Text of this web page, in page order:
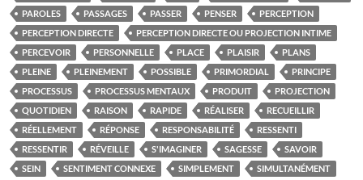
PAROLES
PASSAGES PASSER PENSER
PERCEPTION
PERCEPTION DIRECTE
PERCEPTION DIRECTE OU PROJECTION INTIME
PERCEVOIR
PERSONNELLE PLACE PLAISIR
PLANS
PLEINE
PLEINEMENT POSSIBLE PRIMORDIAL
PRINCIPE
PROCESSUS
PROCESSUS MENTAUX PRODUIT
PROJECTION
QUOTIDIEN
RAISON RAPIDE RÉALISER
RECUEILLIR
RÉELLEMENT
RÉPONSE RESPONSABILITÉ
RESSENTI
RESSENTIR
RÉVEILLE S'IMAGINER SAGESSE
SAVOIR
SEIN
SENTIMENT CONNEXE SIMPLEMENT
SIMULTANÉMENT